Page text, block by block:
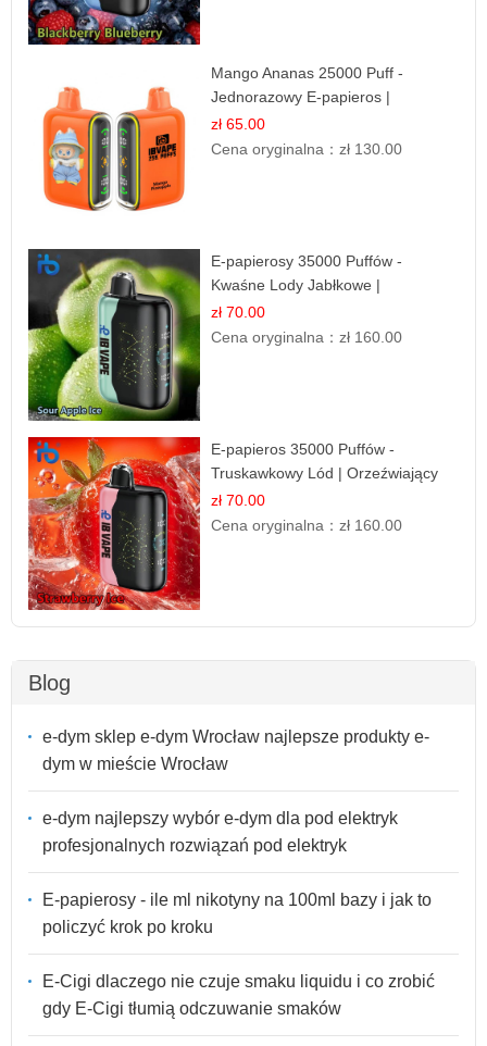
Mango Ananas 25000 Puff -
Jednorazowy E-papieros |
Egzotyczny Smak
zł 65.00
Cena oryginalna：zł 130.00
E-papierosy 35000 Puffów -
Kwaśne Lody Jabłkowe |
Orzeźwiający Smak
zł 70.00
Cena oryginalna：zł 160.00
E-papieros 35000 Puffów -
Truskawkowy Lód | Orzeźwiający
Smak
zł 70.00
Cena oryginalna：zł 160.00
Blog
e-dym sklep e-dym Wrocław najlepsze produkty e-
dym w mieście Wrocław
e-dym najlepszy wybór e-dym dla pod elektryk
profesjonalnych rozwiązań pod elektryk
E-papierosy - ile ml nikotyny na 100ml bazy i jak to
policzyć krok po kroku
E-Cigi dlaczego nie czuje smaku liquidu i co zrobić
gdy E-Cigi tłumią odczuwanie smaków